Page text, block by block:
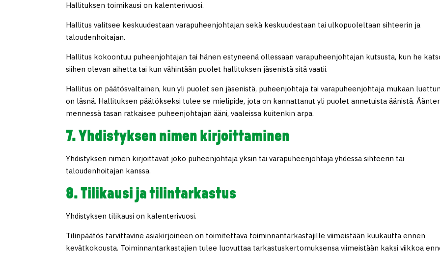
Hallituksen toimikausi on kalenterivuosi.
Hallitus valitsee keskuudestaan varapuheenjohtajan sekä keskuudestaan tai ulkopuoleltaan sihteerin ja
taloudenhoitajan.
Hallitus kokoontuu puheenjohtajan tai hänen estyneenä ollessaan varapuheenjohtajan kutsusta, kun he
siihen olevan aihetta tai kun vähintään puolet hallituksen jäsenistä sitä vaatii.
Hallitus on päätösvaltainen, kun yli puolet sen jäsenistä, puheenjohtaja tai varapuheenjohtaja mukaan
on läsnä. Hallituksen päätökseksi tulee se mielipide, jota on kannattanut yli puolet annetuista äänistä.
mennessä tasan ratkaisee puheenjohtajan ääni, vaaleissa kuitenkin arpa.
7. Yhdistyksen nimen kirjoittaminen
Yhdistyksen nimen kirjoittavat joko puheenjohtaja yksin tai varapuheenjohtaja yhdessä sihteerin tai
taloudenhoitajan kanssa.
8. Tilikausi ja tilintarkastus
Yhdistyksen tilikausi on kalenterivuosi.
Tilinpäätös tarvittavine asiakirjoineen on toimitettava toiminnantarkastajille viimeistään kuukautta ennen
kevätkokousta. Toiminnantarkastajien tulee luovuttaa tarkastuskertomuksensa viimeistään kaksi viikkoa